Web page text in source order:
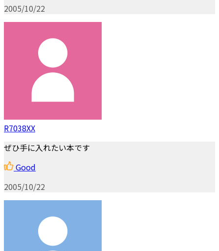
2005/10/22
R7038XX
ぜひ手に入れたい本です
Good
2005/10/22